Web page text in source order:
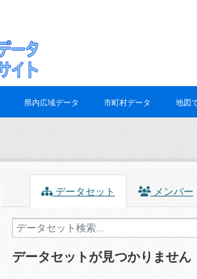
県内広域データ 市町村データ 地図
データセット メンバー
データセットが見つかりません